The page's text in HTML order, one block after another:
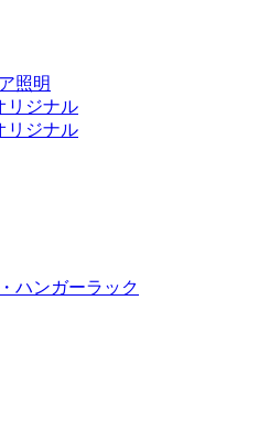
照明
リジナル
リジナル
ハンガーラック